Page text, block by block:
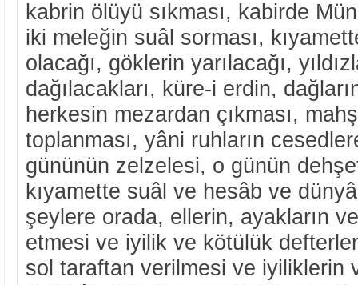
kabrin ölüyü sıkması, kabirde
iki meleğin suâl sorması,
olacağı, göklerin yarılacağı,
dağılacakları, küre-i erdin,
herkesin mezardan çıkması,
toplanması, yâni ruhların
gününün zelzelesi, o günün
kıyamette suâl ve hesâb ve
şeylere orada, ellerin, ayakların
etmesi ve iyilik ve kötülük
sol taraftan verilmesi ve iyiliklerin